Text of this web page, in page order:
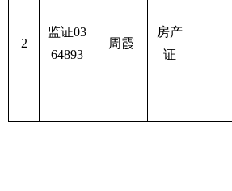
2
监证03
64893
周霞
房产
证